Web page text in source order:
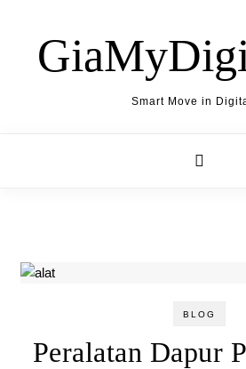
Smart Move in
BLOG
Peralatan Dapur